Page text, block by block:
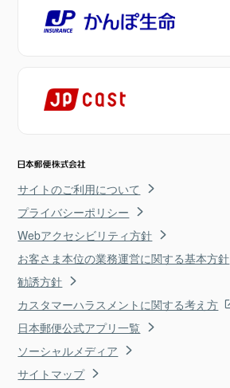
サイトのご利用について
プライバシーポリシー
Webアクセシビリティ方針
お客さま本位の業務運営に関する基本方針
勧誘方針
カスタマーハラスメントに関する考え方
日本郵便公式アプリ一覧
ソーシャルメディア
サイトマップ